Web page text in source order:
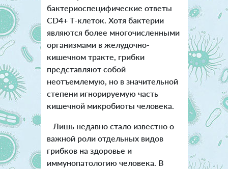
бактериоспецифические ответы
CD4+ Т-клеток. Хотя бактерии
являются более многочисленными
организмами в желудочно-
кишечном тракте, грибки
представляют собой
неотъемлемую, но в значительной
степени игнорируемую часть
кишечной микробиоты человека.
Лишь недавно стало известно о
важной роли отдельных видов
грибков на здоровье и
иммунопатологию человека. В